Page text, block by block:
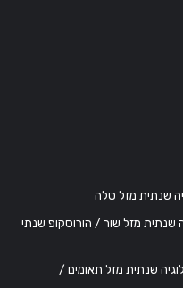
שנתית מזל שור / הורוסקופ שנתי
שנתית מזל תאומים /